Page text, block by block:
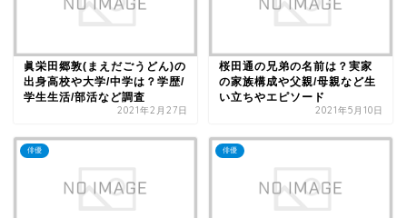
眞栄田郷敦(まえだごうどん)の
出身高校や大学/中学は？学歴/
学生生活/部活など調査
2021年2月27日
桜田通の兄弟の名前は？実家
の家族構成や父親/母親など生
い立ちやエピソード
2021年5月10日
俳優 俳優